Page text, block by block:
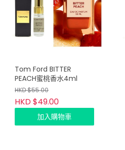
Tom Ford BITTER
PEACH蜜桃香水4ml
HKD $55.00
HKD $49.00
加入購物車